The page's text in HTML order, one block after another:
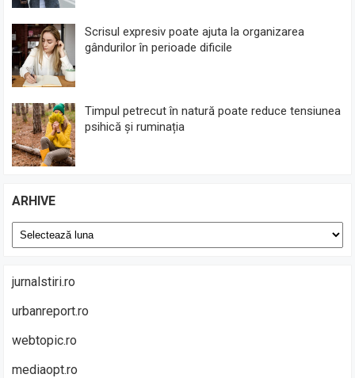
Scrisul expresiv poate ajuta la organizarea
gândurilor în perioade dificile
Timpul petrecut în natură poate reduce tensiunea
psihică și ruminația
ARHIVE
Arhive
jurnalstiri.ro
urbanreport.ro
webtopic.ro
mediaopt.ro